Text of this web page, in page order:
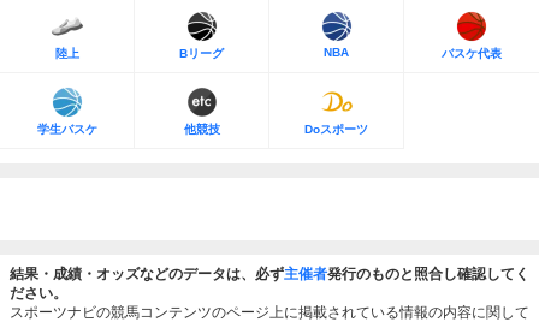
陸上 Bリーグ NBA バスケ代表
学生バスケ 他競技 Doスポーツ
結果・成績・オッズなどのデータは、必ず主催者発行のものと照合し確認してく
ださい。
スポーツナビの競馬コンテンツのページ上に掲載されている情報の内容に関して